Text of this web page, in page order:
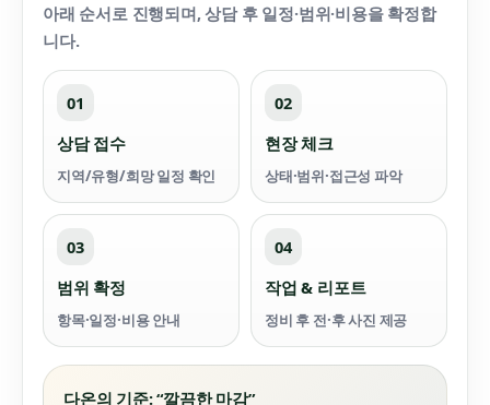
아래 순서로 진행되며, 상담 후 일정·범위·비용을 확정합
니다.
01
상담 접수
지역/유형/희망 일정 확인
02
현장 체크
상태·범위·접근성 파악
03
범위 확정
항목·일정·비용 안내
04
작업 & 리포트
정비 후 전·후 사진 제공
다온의 기준: “깔끔한 마감”